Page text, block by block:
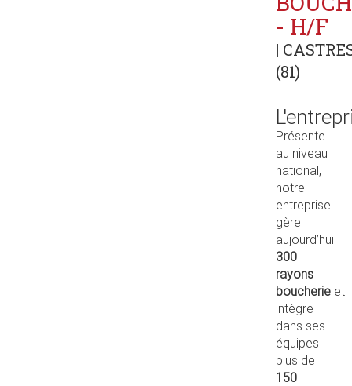
- H/F
|
(81)
Présente
au niveau
national,
notre
entreprise
gère
aujourd’hui
300
rayons
boucherie et
intègre
dans ses
équipes
plus de
150